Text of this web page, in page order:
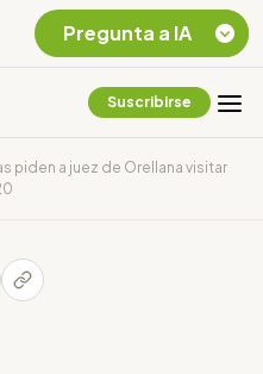
Suscribirse
piden a juez de Orellana visitar
Pregunta a IA
Chevron Ecuador